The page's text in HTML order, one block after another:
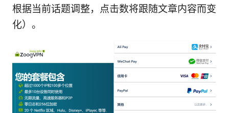
根据当前话题调整，点击数将跟随文章内容而变
化）。